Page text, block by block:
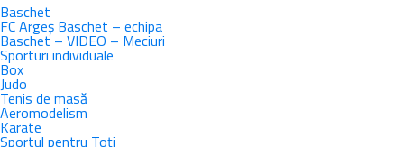
Baschet
FC Argeș Baschet – echipa
Baschet – VIDEO – Meciuri
Sporturi individuale
Box
Judo
Tenis de masă
Aeromodelism
Karate
Sportul pentru Toţi